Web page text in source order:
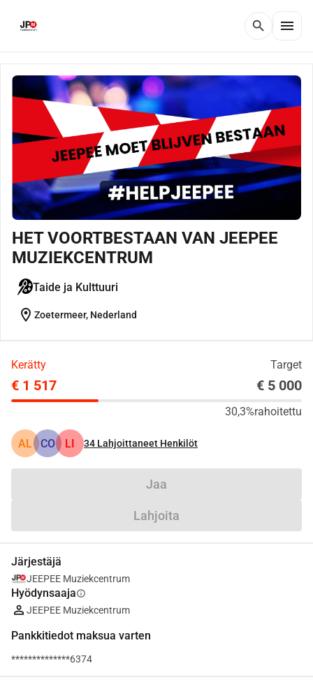
search menu
HET VOORTBESTAAN VAN JEEPEE
MUZIEKCENTRUM
Taide ja Kulttuuri
location_on Zoetermeer, Nederland
Kerätty Target
€ 1 517 € 5 000
30,3%rahoitettu
AL CO LI 34 Lahjoittaneet Henkilöt
Jaa
Lahjoita
Järjestäjä
JEEPEE Muziekcentrum
Hyödynsaajainfo
JEEPEE Muziekcentrum
Pankkitiedot maksua varten
**************6374